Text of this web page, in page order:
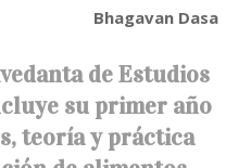
Bhagavan Dasa
de Estudios
su primer año
teoría y práctica